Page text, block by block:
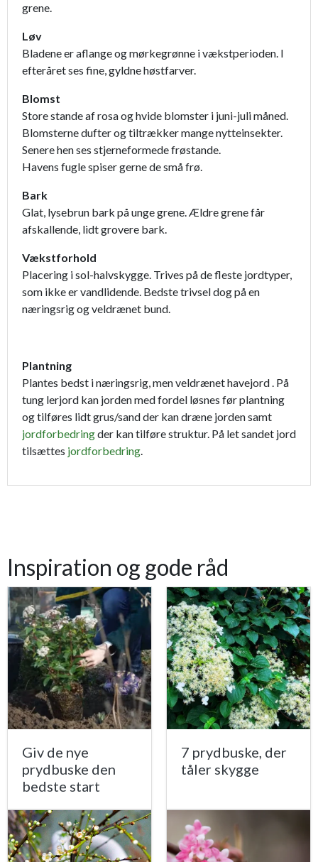
grene.
Løv
Bladene er aflange og mørkegrønne i vækstperioden. I
efteråret ses fine, gyldne høstfarver.
Blomst
Store stande af rosa og hvide blomster i juni-juli måned.
Blomsterne dufter og tiltrækker mange nytteinsekter.
Senere hen ses stjerneformede frøstande.
Havens fugle spiser gerne de små frø.
Bark
Glat, lysebrun bark på unge grene. Ældre grene får
afskallende, lidt grovere bark.
Vækstforhold
Placering i sol-halvskygge. Trives på de fleste jordtyper,
som ikke er vandlidende. Bedste trivsel dog på en
næringsrig og veldrænet bund.
Plantning
Plantes bedst i næringsrig, men veldrænet havejord . På
tung lerjord kan jorden med fordel løsnes før plantning
og tilføres lidt grus/sand der kan dræne jorden samt
jordforbedringder kan tilføre struktur. På let sandet jord
tilsættes jordforbedring.
Inspiration og gode råd
Giv de nye
prydbuske den
bedste start
7 prydbuske, der
tåler skygge